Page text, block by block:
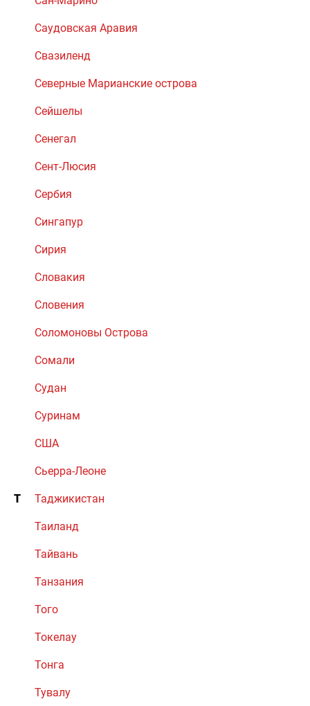
Саудовская Аравия
Свазиленд
Северные Марианские острова
Сейшелы
Сенегал
Сент-Люсия
Сербия
Сингапур
Сирия
Словакия
Словения
Соломоновы Острова
Сомали
Судан
Суринам
США
Сьерра-Леоне
Т Таджикистан
Таиланд
Тайвань
Танзания
Того
Токелау
Тонга
Тувалу